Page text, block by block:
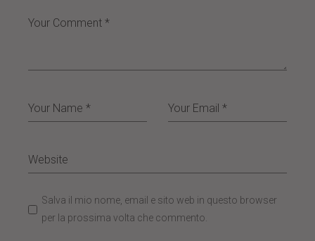
Salva il mio nome, email e sito web in questo browser
per la prossima volta che commento.